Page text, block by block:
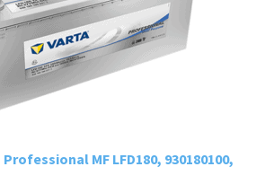
MF LFD180, 930180100,